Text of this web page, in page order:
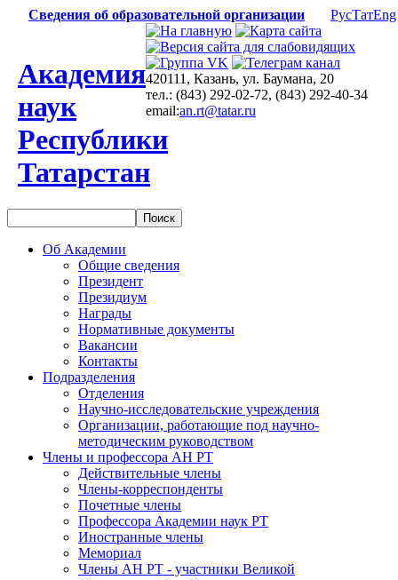
Сведения об образовательной организации РусТатEng
Академия
наук
Республики
Татарстан
420111, Казань, ул. Баумана, 20
тел.: (843) 292-02-72, (843) 292-40-34
email:an.rt@tatar.ru
Об Академии
Общие сведения
Президент
Президиум
Награды
Нормативные документы
Вакансии
Контакты
Подразделения
Отделения
Научно-исследовательские учреждения
Организации, работающие под научно-
методическим руководством
Члены и профессора АН РТ
Действительные члены
Члены-корреспонденты
Почетные члены
Профессора Академии наук РТ
Иностранные члены
Мемориал
Члены АН РТ - участники Великой